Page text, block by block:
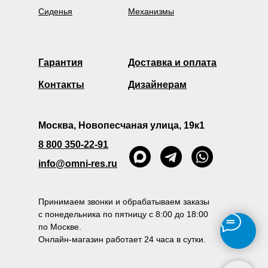
Механизмы
Принимаем звонки и обрабатываем заказы
с понедельника по пятницу с 8:00 до 18:00
по Москве.
Онлайн-магазин работает 24 часа в сутки.
Дизайнерам
Доставка и оплата
Москва, Новопесчаная улица, 19к1
8 800 350-22-91
info@omni-res.ru
Гарантия
Контакты
Сиденья